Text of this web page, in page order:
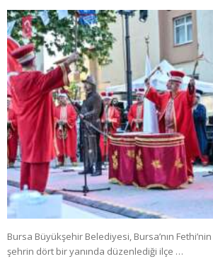
Bursa Büyükşehir Belediyesi, Bursa’nın Fethi’nin
şehrin dört bir yanında düzenlediği ilçe …